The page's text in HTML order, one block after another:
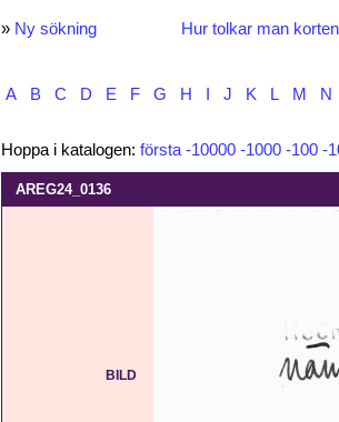
» Ny sökning Hur tolkar man
A B C D E F G H J K L M N
Hoppa i katalogen: första -10000 -1000 -100 -
AREG24_0136
BILD